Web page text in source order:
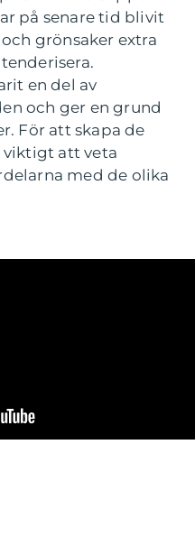
på senare tid blivit
grönsaker extra
en del av
och ger en grund
För att skapa de
viktigt att veta
med de olika